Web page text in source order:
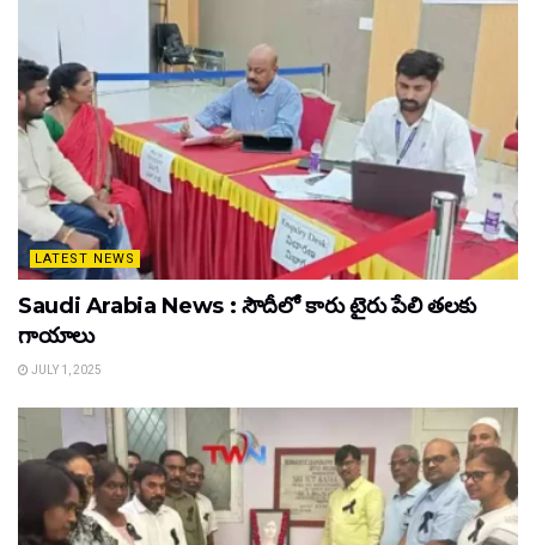
LATEST NEWS
Saudi Arabia News : సౌదీలో కారు టైరు పేలి తలకు
గాయాలు
JULY 1, 2025